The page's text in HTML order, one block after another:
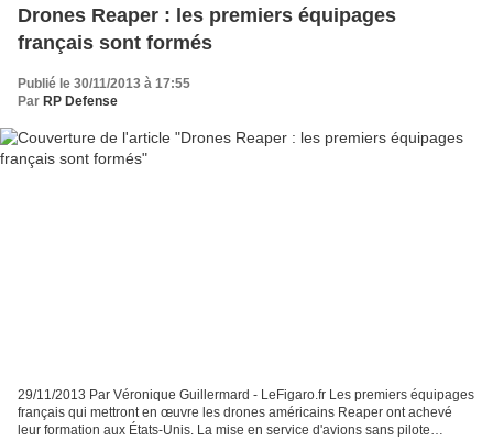
Drones Reaper : les premiers équipages
français sont formés
Publié le 30/11/2013 à 17:55
Par RP Defense
29/11/2013 Par Véronique Guillermard - LeFigaro.fr Les premiers équipages
français qui mettront en œuvre les drones américains Reaper ont achevé
leur formation aux États-Unis. La mise en service d'avions sans pilote